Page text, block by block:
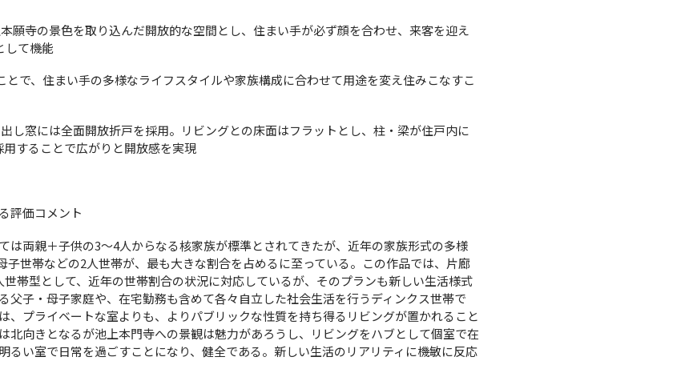
願寺の景色を取り込んだ開放的な空間とし、住まい手が必ず顔を合わせ、来客を迎え
して機能
で、住まい手の多様なライフスタイルや家族構成に合わせて用途を変え住みこなすこ
し窓には全面開放折戸を採用。リビングとの床面はフラットとし、柱・梁が住戸内に
することで広がりと開放感を実現
評価コメント
は両親＋子供の3〜4人からなる核家族が標準とされてきたが、近年の家族形式の多様
子世帯などの2人世帯が、最も大きな割合を占めるに至っている。この作品では、片廊
帯型として、近年の世帯割合の状況に対応しているが、そのプランも新しい生活様式
父子・母子家庭や、在宅勤務も含めて各々自立した社会生活を行うディンクス世帯で
、プライベートな室よりも、よりパブリックな性質を持ち得るリビングが置かれること
北向きとなるが池上本門寺への景観は魅力があろうし、リビングをハブとして個室で在
るい室で日常を過ごすことになり、健全である。新しい生活のリアリティに機敏に反応